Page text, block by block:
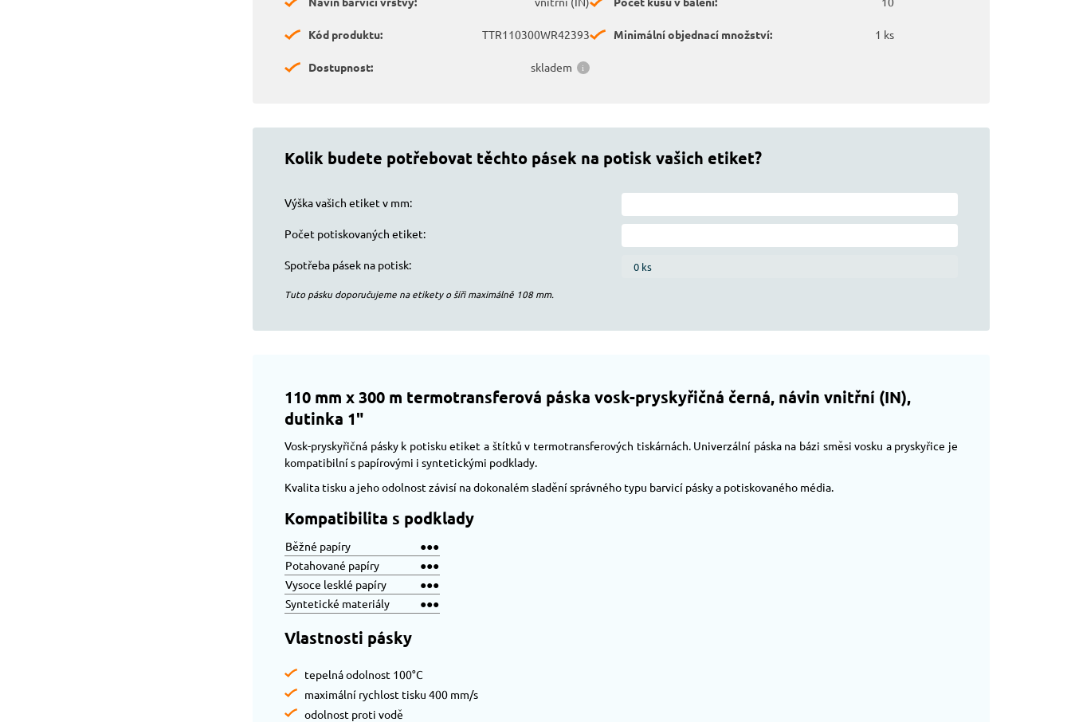
Kód produktu: TTR110300WR42393 Minimální objednací množství: 1 ks
Dostupnost: skladem
Kolik budete potřebovat těchto pásek na potisk vašich etiket?
Výška vašich etiket v mm:
Počet potiskovaných etiket:
Spotřeba pásek na potisk:
Tuto pásku doporučujeme na etikety o šíři maximálně 108mm.
110 mm x 300 m termotransferová páska vosk-pryskyřičná černá, návin vnitřní (IN),
dutinka 1"
Vosk-pryskyřičná pásky k potisku etiket a štítků v termotransferových tiskárnách. Univerzální páska na bázi směsi vosku a pryskyřice je
kompatibilní s papírovými i syntetickými podklady.
Kvalita tisku a jeho odolnost závisí na dokonalém sladění správného typu barvicí pásky a potiskovaného média.
Kompatibilita s podklady
Běžné papíry
●●●
Potahované papíry
●●●
Vysoce lesklé papíry
●●●
Syntetické materiály
●●●
Vlastnosti pásky
tepelná odolnost 100°C
maximální rychlost tisku 400 mm/s
odolnost proti vodě